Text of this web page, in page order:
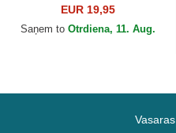
League Essential no New
York Yankees MLB no New
EUR 19,95
Saņem to Otrdiena, 11. Aug.